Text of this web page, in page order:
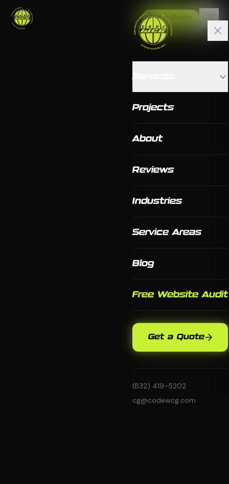
Get a Quote
Projects
About
Reviews
Industries
Service Areas
Blog
Free Website Audit
Get a Quote
(832) 419-5202
cg@codewcg.com